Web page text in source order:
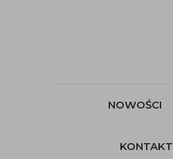
NOWOŚCI
KONTAKT